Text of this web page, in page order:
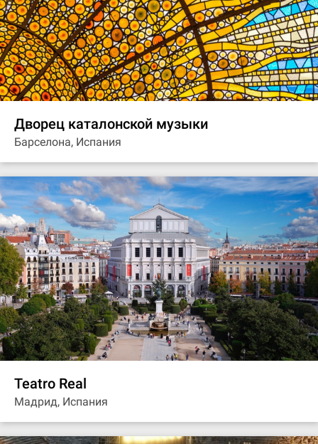
Дворец каталонской музыки
Барселона, Испания
Teatro Real
Мадрид, Испания